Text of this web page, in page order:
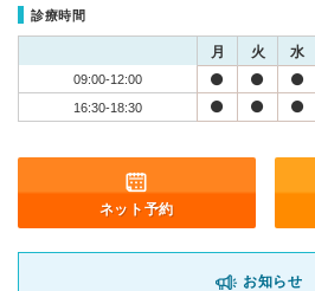
診療時間
月 火 水
09:00-12:00
16:30-18:30
ネット予約
お知らせ